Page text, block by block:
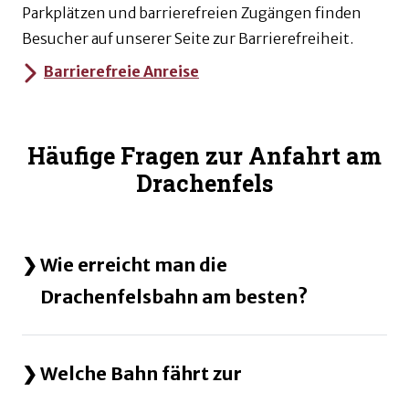
Parkplätzen und barrierefreien Zugängen finden
Besucher auf unserer Seite zur Barrierefreiheit.
Barrierefreie Anreise
Häufige Fragen zur Anfahrt am
Drachenfels
Wie erreicht man die
Drachenfelsbahn am besten?
Welche Bahn fährt zur